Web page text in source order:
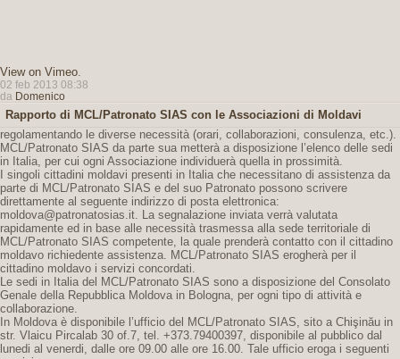
View on Vimeo.
02 feb 2013 08:38
da Domenico
Rapporto di MCL/Patronato SIAS con le Associazioni di Moldavi
regolamentando le diverse necessità (orari, collaborazioni, consulenza, etc.).
MCL/Patronato SIAS da parte sua metterà a disposizione l’elenco delle sedi
in Italia, per cui ogni Associazione individuerà quella in prossimità.
I singoli cittadini moldavi presenti in Italia che necessitano di assistenza da
parte di MCL/Patronato SIAS e del suo Patronato possono scrivere
direttamente al seguente indirizzo di posta elettronica:
moldova@patronatosias.it. La segnalazione inviata verrà valutata
rapidamente ed in base alle necessità trasmessa alla sede territoriale di
MCL/Patronato SIAS competente, la quale prenderà contatto con il cittadino
moldavo richiedente assistenza. MCL/Patronato SIAS erogherà per il
cittadino moldavo i servizi concordati.
Le sedi in Italia del MCL/Patronato SIAS sono a disposizione del Consolato
Genale della Repubblica Moldova in Bologna, per ogni tipo di attività e
collaborazione.
In Moldova è disponibile l’ufficio del MCL/Patronato SIAS, sito a Chişinău in
str. Vlaicu Pircalab 30 of.7, tel. +373.79400397, disponibile al pubblico dal
lunedi al venerdi, dalle ore 09.00 alle ore 16.00. Tale ufficio eroga i seguenti